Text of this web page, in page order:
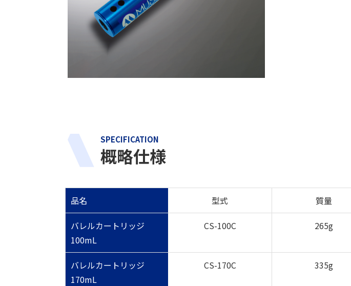
SPECIFICATION
概略仕様
品名 型式 質量
バレルカートリッジ
100mL
CS-100C 265g
バレルカートリッジ
170mL
CS-170C 335g